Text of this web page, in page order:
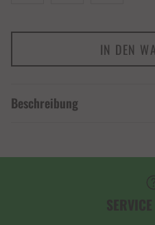
IN DEN
Beschreibung